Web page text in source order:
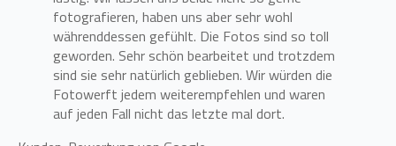
fotografieren, haben uns aber sehr wohl
währenddessen gefühlt. Die Fotos sind so toll
geworden. Sehr schön bearbeitet und trotzdem
sind sie sehr natürlich geblieben. Wir würden die
Fotowerft jedem weiterempfehlen und waren
auf jeden Fall nicht das letzte mal dort.